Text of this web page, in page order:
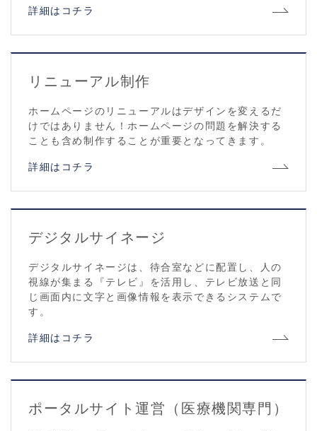
詳細はコチラ
リニューアル制作
ホームページのリニューアルはデザインを変えるだ
けではありません！ホームページの問題を解決する
ことも含め制作することが重要となってきます。
詳細はコチラ
デジタルサイネージ
デジタルサイネージは、待合室などに配置し、人の
視線が集まる『テレビ』を活用し、テレビ放送と同
じ画面内に文字と画像情報を表示できるシステムで
す。
詳細はコチラ
ポータルサイト運営（医療機関専門）